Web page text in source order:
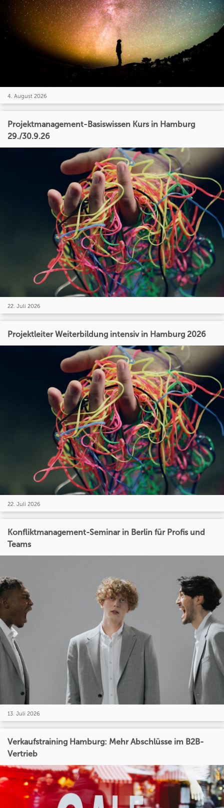
4. August 2026
Projektmanagement-Basiswissen Kurs in Hamburg
29./30.9.26
22. Juli 2026
Projektleiter Weiterbildung intensiv in Hamburg 2026
22. Juli 2026
Konfliktmanagement-Seminar in Berlin für Profis und
Teams
13. Juli 2026
Verkaufstraining Hamburg: Mehr Abschlüsse im B2B-
Vertrieb